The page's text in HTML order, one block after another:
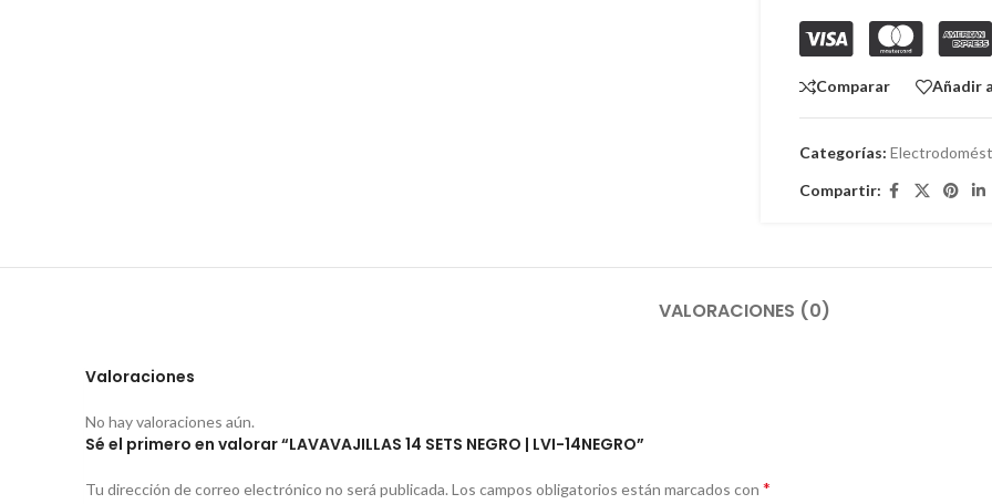
Comparar Añadir
Categorías:
Compartir:
VALORACIONES (0)
Valoraciones
No hay valoraciones aún.
Sé el primero en valorar “LAVAVAJILLAS 14 SETS NEGRO | LVI-14NEGRO”
Tu dirección de correo electrónico no será publicada. Los campos obligatorios están marcados con *